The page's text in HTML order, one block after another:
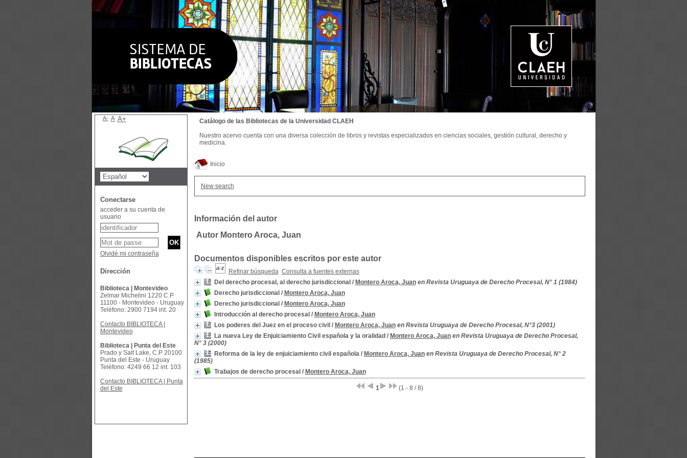
Inicio
New search
Información del autor
Autor Montero Aroca, Juan
Documentos disponibles escritos por este autor
Refinar búsqueda Consulta a fuentes externas
Del derecho procesal, al derecho jurisdiccional / Montero Aroca, Juan en Revista Uruguaya de Derecho Procesal, N° 1 (1984)
Derecho jurisdiccional / Montero Aroca, Juan
Derecho jurisdiccional / Montero Aroca, Juan
Introducción al derecho procesal / Montero Aroca, Juan
Los poderes del Juez en el proceso civil / Montero Aroca, Juan en Revista Uruguaya de Derecho Procesal, N°3 (2001)
La nueva Ley de Enjuiciamiento Civil española y la oralidad / Montero Aroca, Juan en Revista Uruguaya de Derecho Procesal,
N° 3 (2000)
Reforma de la ley de enjuiciamiento civil española/ Montero Aroca, Juan en Revista Uruguaya de Derecho Procesal, N° 2
(1985)
Trabajos de derecho procesal / Montero Aroca, Juan
1 (1 - 8 / 8)
Catálogo de las Bibliotecas de la Universidad CLAEH
Nuestro acervo cuenta con una diversa colección de libros y revistas especializados en ciencias sociales, gestión cultural, derecho y
medicina.
A- A A+
Conectarse
acceder a su cuenta de
usuario
Olvidé mi contraseña
Dirección
Biblioteca | Montevideo
Zelmar Michelini 1220 C.P
11100 - Montevideo - Uruguay
Teléfono: 2900 7194 int. 20
Contacto BIBLIOTECA |
Montevideo
Biblioteca | Punta del Este
Prado y Salt Lake, C.P 20100
Punta del Este - Uruguay
Teléfono: 4249 66 12 int. 103
Contacto BIBLIOTECA | Punta
del Este